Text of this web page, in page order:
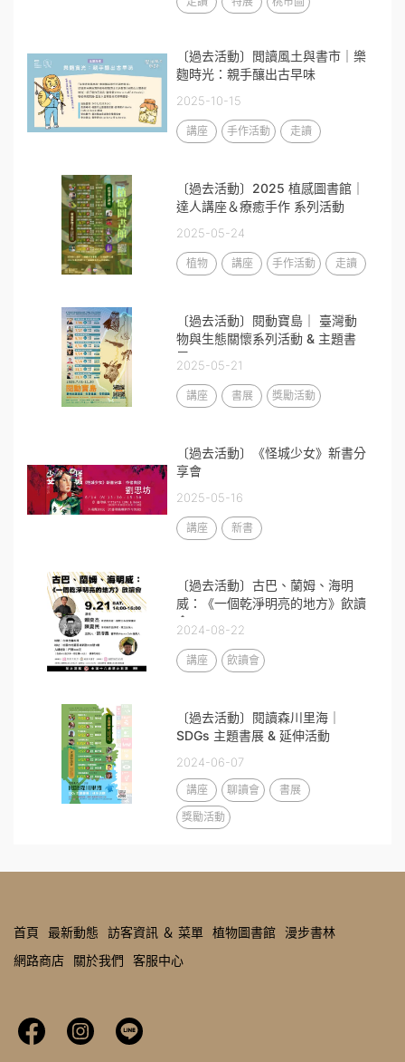
〔過去活動〕閲讀風土與書市｜樂
麴時光：親手釀出古早味
2025-10-15
講座 手作活動 走讀
〔過去活動〕2025 植感圖書館｜
達人講座＆療癒手作 系列活動
2025-05-24
植物 講座 手作活動 走讀
〔過去活動〕閱動寶島｜ 臺灣動
物與生態關懷系列活動 & 主題書
展
2025-05-21
講座 書展 獎勵活動
〔過去活動〕《怪城少女》新書分
享會
2025-05-16
講座 新書
〔過去活動〕古巴、蘭姆、海明
威：《一個乾淨明亮的地方》飲讀
會
2024-08-22
講座 飲讀會
〔過去活動〕閱讀森川里海｜
SDGs 主題書展 & 延伸活動
2024-06-07
講座 聊讀會
書展
獎勵活動
首頁 最新動態 訪客資訊 ＆ 菜單 植物圖書館 漫步書林
網路商店
關於我們 客服中心